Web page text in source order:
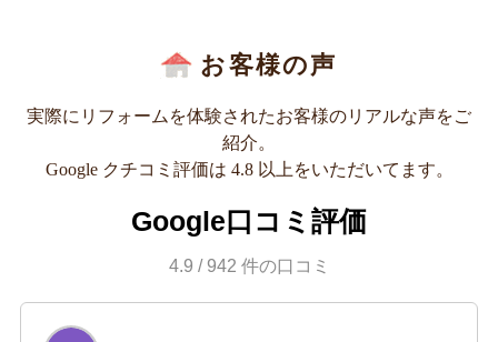
お客様の声
実際にリフォームを体験されたお客様のリアルな声をご
紹介。
Google クチコミ評価は 4.8 以上をいただいてます。
Google口コミ評価
4.9 / 942 件の口コミ